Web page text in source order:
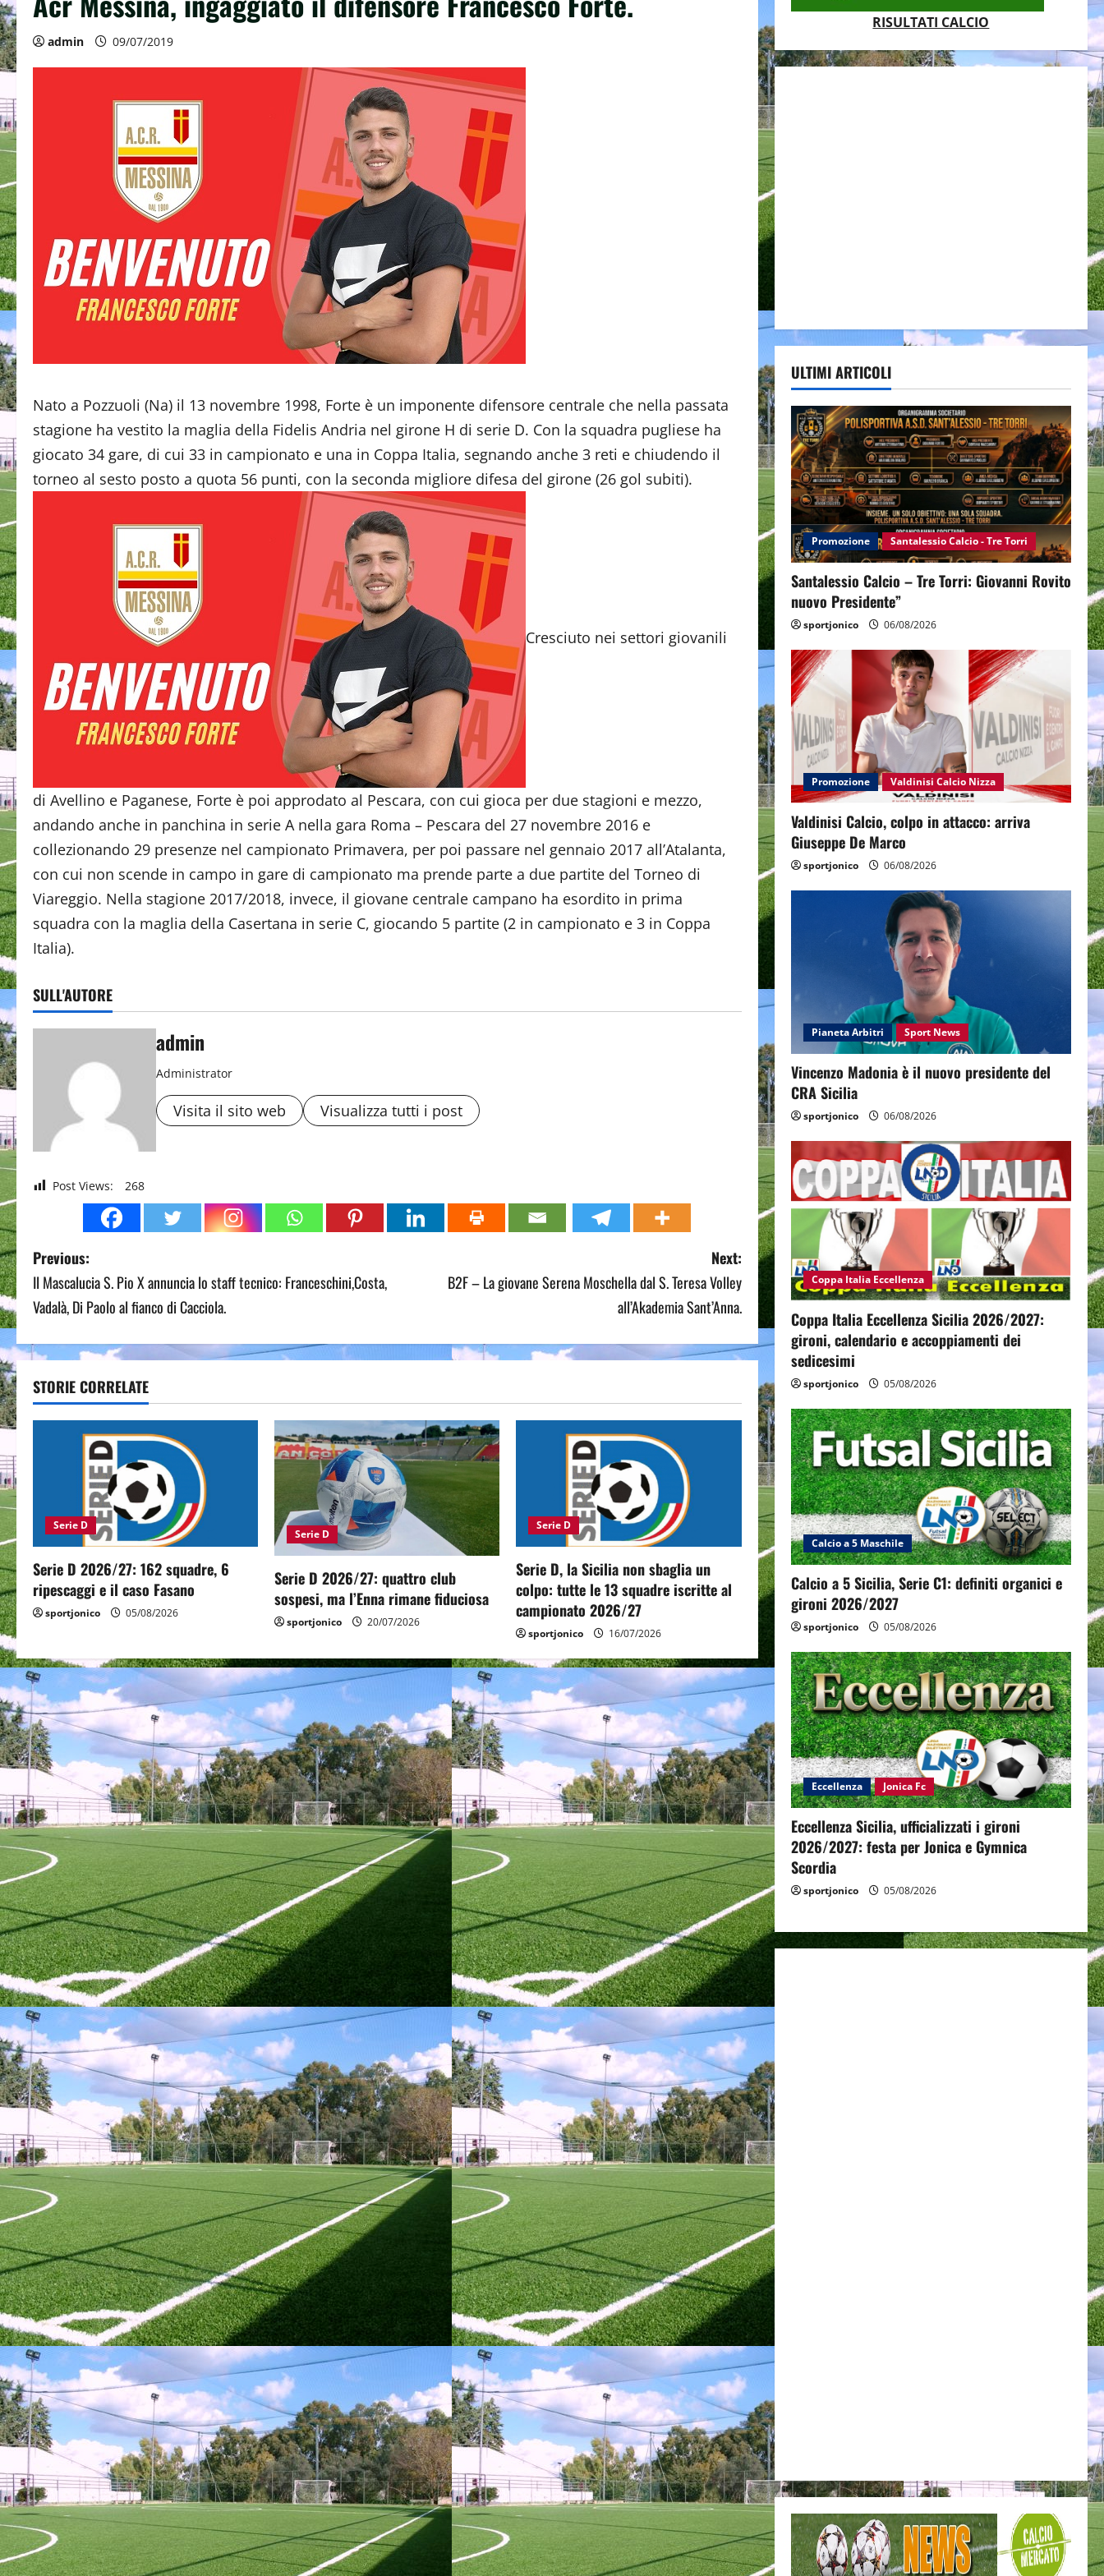
admin 09/07/2019
Nato a Pozzuoli (Na) il 13 novembre 1998, Forte è un imponente difensore centrale che nella passata
stagione ha vestito la maglia della Fidelis Andria nel girone H di serie D. Con la squadra pugliese ha
giocato 34 gare, di cui 33 in campionato e una in Coppa Italia, segnando anche 3 reti e chiudendo il
torneo al sesto posto a quota 56 punti, con la seconda migliore difesa del girone (26 gol subiti).
Cresciuto nei settori giovanili
di Avellino e Paganese, Forte è poi approdato al Pescara, con cui gioca per due stagioni e mezzo,
andando anche in panchina in serie A nella gara Roma – Pescara del 27 novembre 2016 e
collezionando 29 presenze nel campionato Primavera, per poi passare nel gennaio 2017 all’Atalanta,
con cui non scende in campo in gare di campionato ma prende parte a due partite del Torneo di
Viareggio. Nella stagione 2017/2018, invece, il giovane centrale campano ha esordito in prima
squadra con la maglia della Casertana in serie C, giocando 5 partite (2 in campionato e 3 in Coppa
Italia).
SULL'AUTORE
admin
Administrator
Visita il sito web Visualizza tutti i post
Post Views: 268
P
o
t
n
g
a
t
o
n
Previous:
Il Mascalucia S. Pio X annuncia lo staff tecnico: Franceschini,Costa,
Vadalà, Di Paolo al fianco di Cacciola.
Next:
B2F – La giovane Serena Moschella dal S. Teresa Volley
all’Akademia Sant’Anna.
STORIE CORRELATE
Serie D
Serie D 2026/27: 162 squadre, 6
ripescaggi e il caso Fasano
sportjonico 05/08/2026
Serie D
Serie D 2026/27: quattro club
sospesi, ma l’Enna rimane fiduciosa
sportjonico 20/07/2026
Serie D
Serie D, la Sicilia non sbaglia un
colpo: tutte le 13 squadre iscritte al
campionato 2026/27
sportjonico 16/07/2026
RISULTATI CALCIO
ULTIMI ARTICOLI
Promozione Santalessio Calcio - Tre Torri
Santalessio Calcio – Tre Torri: Giovanni Rovito
nuovo Presidente”
sportjonico 06/08/2026
Promozione Valdinisi Calcio Nizza
Valdinisi Calcio, colpo in attacco: arriva
Giuseppe De Marco
sportjonico 06/08/2026
Pianeta Arbitri Sport News
Vincenzo Madonia è il nuovo presidente del
CRA Sicilia
sportjonico 06/08/2026
Coppa Italia Eccellenza
Coppa Italia Eccellenza Sicilia 2026/2027:
gironi, calendario e accoppiamenti dei
sedicesimi
sportjonico 05/08/2026
Calcio a 5 Maschile
Calcio a 5 Sicilia, Serie C1: definiti organici e
gironi 2026/2027
sportjonico 05/08/2026
Eccellenza Jonica Fc
Eccellenza Sicilia, ufficializzati i gironi
2026/2027: festa per Jonica e Gymnica
Scordia
sportjonico 05/08/2026